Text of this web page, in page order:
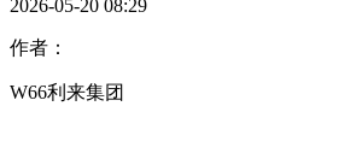
2026-05-20 08:29
作者：
W66利来集团